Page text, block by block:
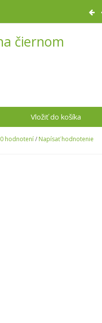
čiernom
Vložiť do košíka
0 hodnotení/ Napísať hodnotenie